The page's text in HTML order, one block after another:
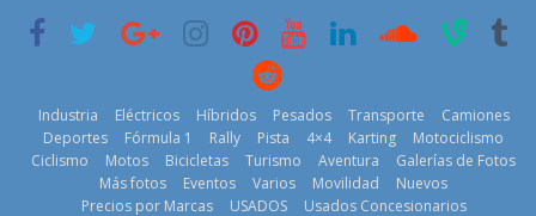
historia
11 de julio de
2026
La Vuelta al
29 de julio de
Industria Eléctricos Híbridos Pesados Transporte
Camiones
Deportes
Fórmula 1 Rally Pista 4×4 Karting
Motociclismo
Ciclismo
Motos Bicicletas Turismo Aventura
Galerías de Fotos
Más fotos
Eventos Varios Movilidad
Nuevos
Precios por Marcas
USADOS
Usados Concesionarios